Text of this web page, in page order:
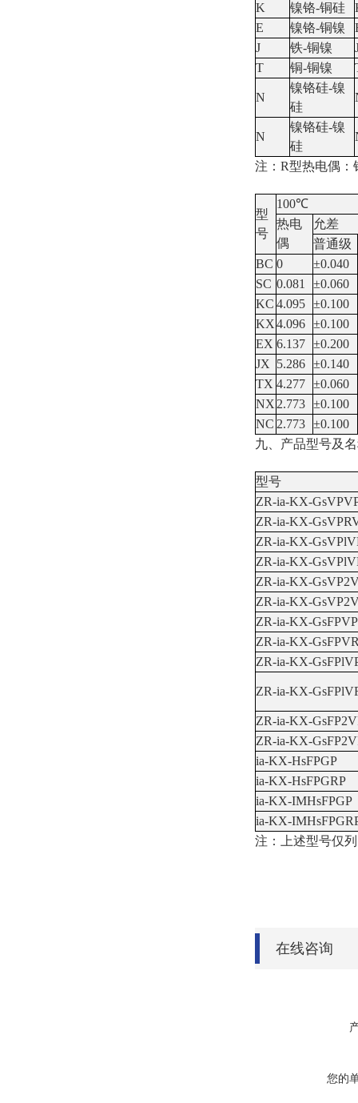
K
镍铬-铜硅
E
镍铬-铜镍
J
铁-铜镍
T
铜-铜镍
N
镍铬硅-镍
硅
N
镍铬硅-镍
硅
注：R型热电偶：
型
号
100℃
热电
偶
允差
普通级
BC 0
±0.040
SC 0.081
±0.060
KC 4.095 ±0.100
KX4.096 ±0.100
EX 6.137 ±0.200
JX 5.286 ±0.140
TX 4.277 ±0.060
NX 2.773 ±0.100
NC 2.773 ±0.100
九、产品型号及
型号
ZR-ia-KX-
ZR-ia-KX-
ZR-ia-KX-
ZR-ia-KX-
ZR-ia-KX-
ZR-ia-KX-
ZR-ia-KX-GsFPVP
ZR-ia-KX-
ZR-ia-KX-
ZR-ia-KX-
ZR-ia-KX-
ZR-ia-KX-
ia-KX-HsFPGP
ia-KX-HsFPGRP
ia-KX-IMHsFPGP
ia-KX-
注：上述型号仅
在线咨询
您的